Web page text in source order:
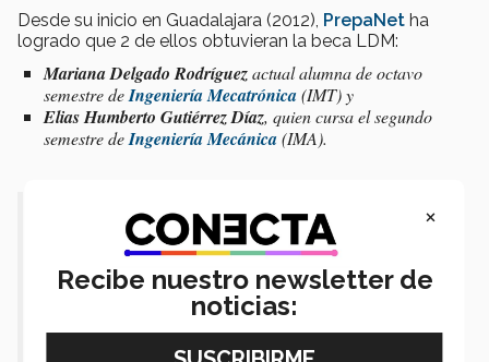
Desde su inicio en Guadalajara (2012), PrepaNet ha
logrado que 2 de ellos obtuvieran la beca LDM:
Mariana Delgado Rodríguezactual alumna de octavo
semestre deIngeniería Mecatrónica(IMT) y
Elias Humberto Gutiérrez Díaz, quien cursa el segundo
semestre deIngeniería Mecánica(IMA).
"PrepaNet cambia vidas, porque la
mayoría no son alumnos regulares;
son personas adultas o jóvenes que no
pueden asistir diario a un salón de
×
Recibe nuestro newsletter de
noticias: